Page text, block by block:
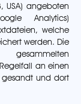
USA) angeboten
Analytics)
welche
werden. Die
an einen
gesandt und dort